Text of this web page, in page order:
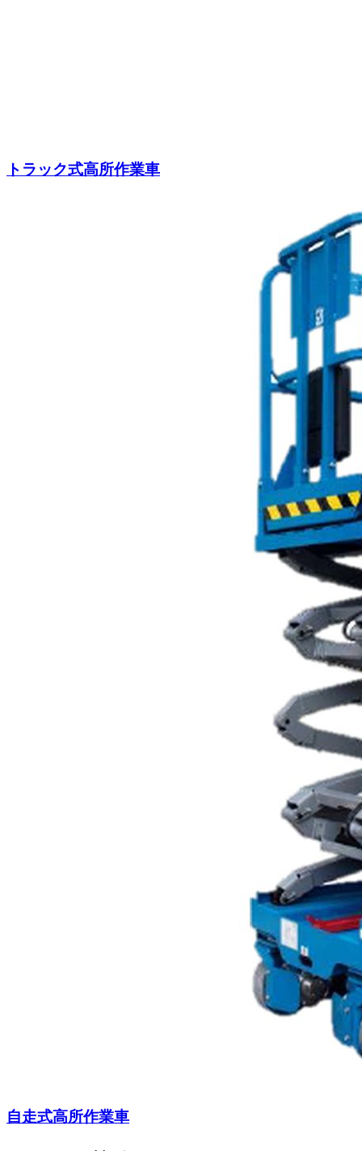
トラック式高所作業車
自走式高所作業車